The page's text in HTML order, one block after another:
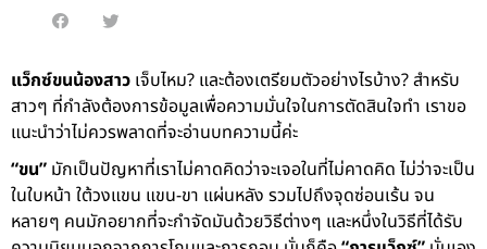
แว็กซ์ขนน้องสาว เจ็บไหม? และต้องเตรียมตัวอย่างไรบ้าง? สำหรับ
สาวๆ ที่กำลังต้องการข้อมูลเพื่อความมั่นใจในการตัดสินใจทำ เราขอ
แนะนำว่าไม่ควรพลาดที่จะอ่านบทความนี้ค่ะ
“ขน” มักเป็นปัญหาที่เราไม่คาดคิดว่าจะเจอในที่ไม่คาดคิด ไม่ว่าจะเป็น
ในใบหน้า ใต้วงแขน แขน-ขา แผ่นหลัง รวมไปถึงจุดซ่อนเร้น จน
หลายๆ คนมักอยากที่จะกำจัดมันด้วยวิธีต่างๆ และหนึ่งในวิธีที่ได้รับ